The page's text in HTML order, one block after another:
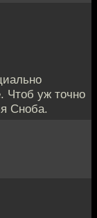
Чтоб уж точно
Сноба.